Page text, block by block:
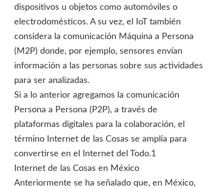
dispositivos u objetos como automóviles o
electrodomésticos. A su vez, el IoT también
considera la comunicación Máquina a Persona
(M2P) donde, por ejemplo, sensores envían
información a las personas sobre sus actividades
para ser analizadas.
Si a lo anterior agregamos la comunicación
Persona a Persona (P2P), a través de
plataformas digitales para la colaboración, el
término Internet de las Cosas se amplía para
convertirse en el Internet del Todo.1
Internet de las Cosas en México
Anteriormente se ha señalado que, en México,